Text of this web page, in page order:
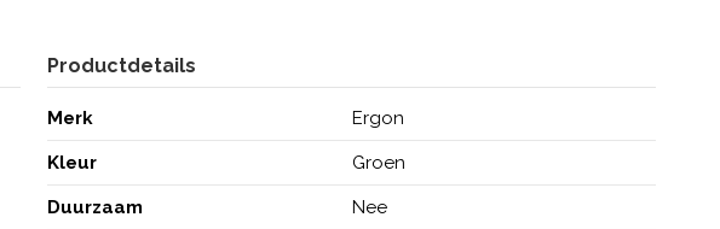
Productdetails
Merk Ergon
Kleur Groen
Duurzaam Nee